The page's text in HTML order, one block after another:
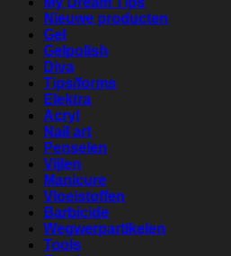
Nieuwe producten
Gel
Gelpolish
Diva
Tips/forms
Elektra
Acryl
Nail art
Penselen
Vijlen
Manicure
Vloeistoffen
Barbicide
Wegwerpartikelen
Tools